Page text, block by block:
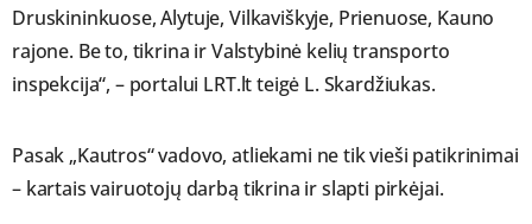
Druskininkuose, Alytuje, Vilkaviškyje, Prienuose, Kauno
rajone. Be to, tikrina ir Valstybinė kelių transporto
inspekcija“, – portalui LRT.lt teigė L. Skardžiukas.
Pasak „Kautros“ vadovo, atliekami ne tik vieši patikrinimai
– kartais vairuotojų darbą tikrina ir slapti pirkėjai.